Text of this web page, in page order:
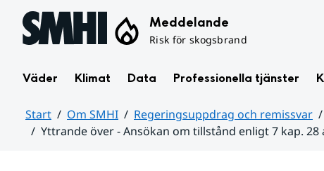
Hoppa till sidans innehåll Meddelande
Risk för skogsbrand
Väder Klimat Data Professionella tjänster
Start Om SMHI Regeringsuppdrag och remissvar
Yttrande över - Ansökan om tillstånd enligt 7 kap.